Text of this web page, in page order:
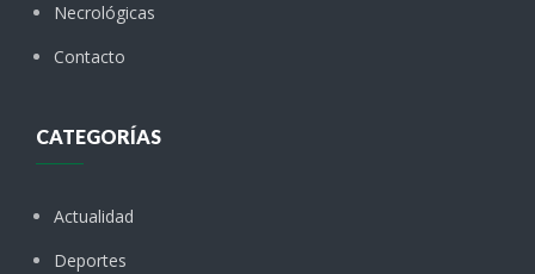
Necrológicas
Contacto
CATEGORÍAS
Actualidad
Deportes